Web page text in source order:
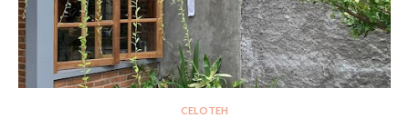
CELOTEH